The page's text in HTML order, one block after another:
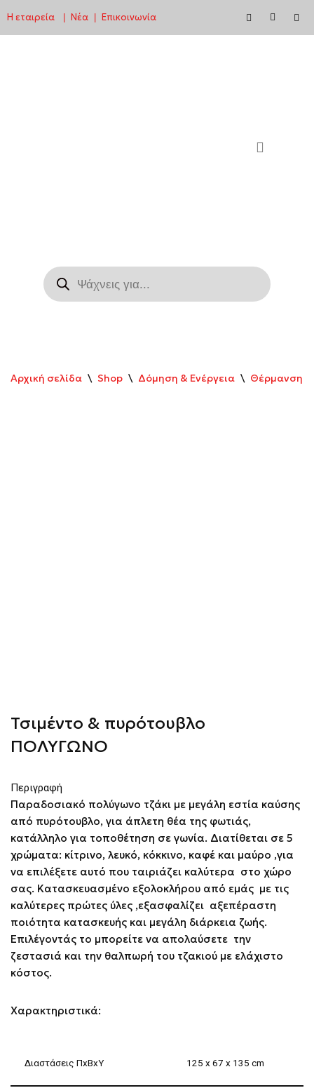
Μεταπηδήστε
Η εταιρεία Νέα Επικοινωνία
Αρχική σελίδα \ Shop \ Δόμηση & Ενέργεια \ Θέρμανση &
Τσιμέντο & πυρότουβλο
ΠΟΛΥΓΩΝΟ
Περιγραφή
Παραδοσιακό πολύγωνο τζάκι με μεγάλη εστία καύσης
από πυρότουβλο, για άπλετη θέα της φωτιάς,
κατάλληλο για τοποθέτηση σε γωνία. Διατίθεται σε 5
χρώματα: κίτρινο, λευκό, κόκκινο, καφέ και μαύρο ,για
να επιλέξετε αυτό που ταιριάζει καλύτερα στο χώρο
σας. Κατασκευασμένο εξολοκλήρου από εμάς με τις
καλύτερες πρώτες ύλες ,εξασφαλίζει αξεπέραστη
ποιότητα κατασκευής και μεγάλη διάρκεια ζωής.
Επιλέγοντάς το μπορείτε να απολαύσετε την
ζεστασιά και την θαλπωρή του τζακιού με ελάχιστο
κόστος.
Χαρακτηριστικά:
Διαστάσεις ΠxΒxΥ 125 x 67 x 135 cm